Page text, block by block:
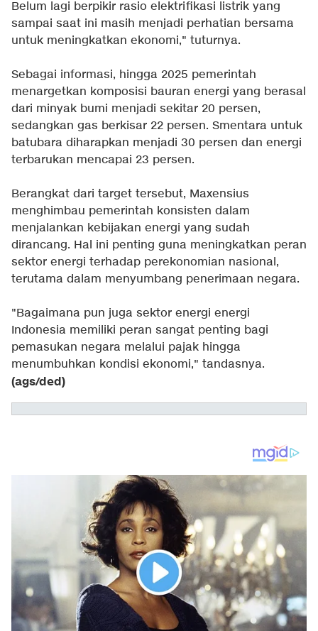
Belum lagi berpikir rasio elektrifikasi listrik yang
sampai saat ini masih menjadi perhatian bersama
untuk meningkatkan ekonomi," tuturnya.
Sebagai informasi, hingga 2025 pemerintah
menargetkan komposisi bauran energi yang berasal
dari minyak bumi menjadi sekitar 20 persen,
sedangkan gas berkisar 22 persen. Smentara untuk
batubara diharapkan menjadi 30 persen dan energi
terbarukan mencapai 23 persen.
Berangkat dari target tersebut, Maxensius
menghimbau pemerintah konsisten dalam
menjalankan kebijakan energi yang sudah
dirancang. Hal ini penting guna meningkatkan peran
sektor energi terhadap perekonomian nasional,
terutama dalam menyumbang penerimaan negara.
"Bagaimana pun juga sektor energi energi
Indonesia memiliki peran sangat penting bagi
pemasukan negara melalui pajak hingga
menumbuhkan kondisi ekonomi," tandasnya.
(ags/ded)